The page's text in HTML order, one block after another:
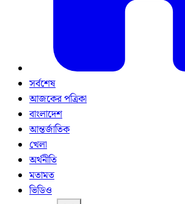
সর্বশেষ
আজকের পত্রিকা
বাংলাদেশ
আন্তর্জাতিক
খেলা
অর্থনীতি
মতামত
ভিডিও